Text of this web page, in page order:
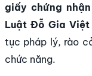
giấy chứng
Luật Đỗ Gia Việt
tục pháp lý, rào
chức năng.